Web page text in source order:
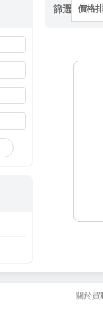
篩選 價格
關於買